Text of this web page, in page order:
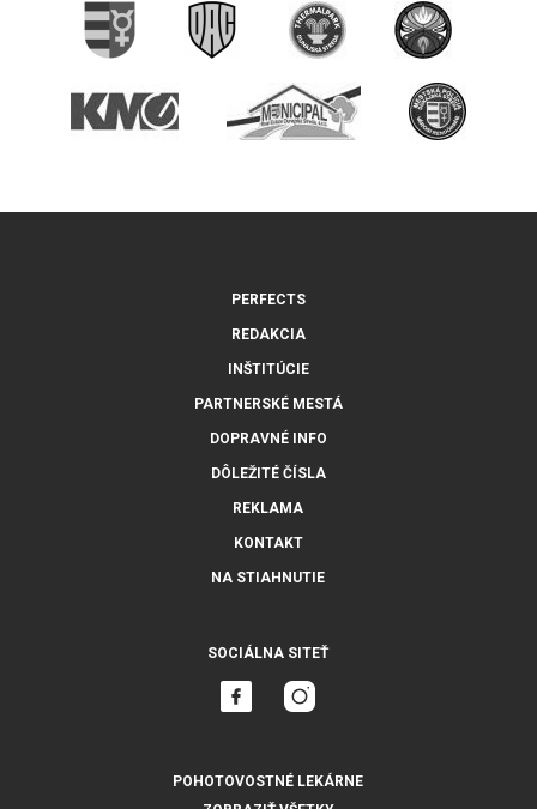
PERFECTS
REDAKCIA
INŠTITÚCIE
PARTNERSKÉ MESTÁ
DOPRAVNÉ INFO
DÔLEŽITÉ ČÍSLA
REKLAMA
KONTAKT
NA STIAHNUTIE
SOCIÁLNA SITEŤ
POHOTOVOSTNÉ LEKÁRNE